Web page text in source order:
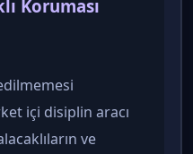
Koruması
içi disiplin aracı
ve